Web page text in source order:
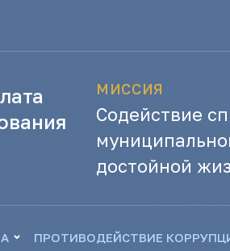
МИССИЯ
Содействие
достойной
ПРОТИВОДЕЙСТВИЕ